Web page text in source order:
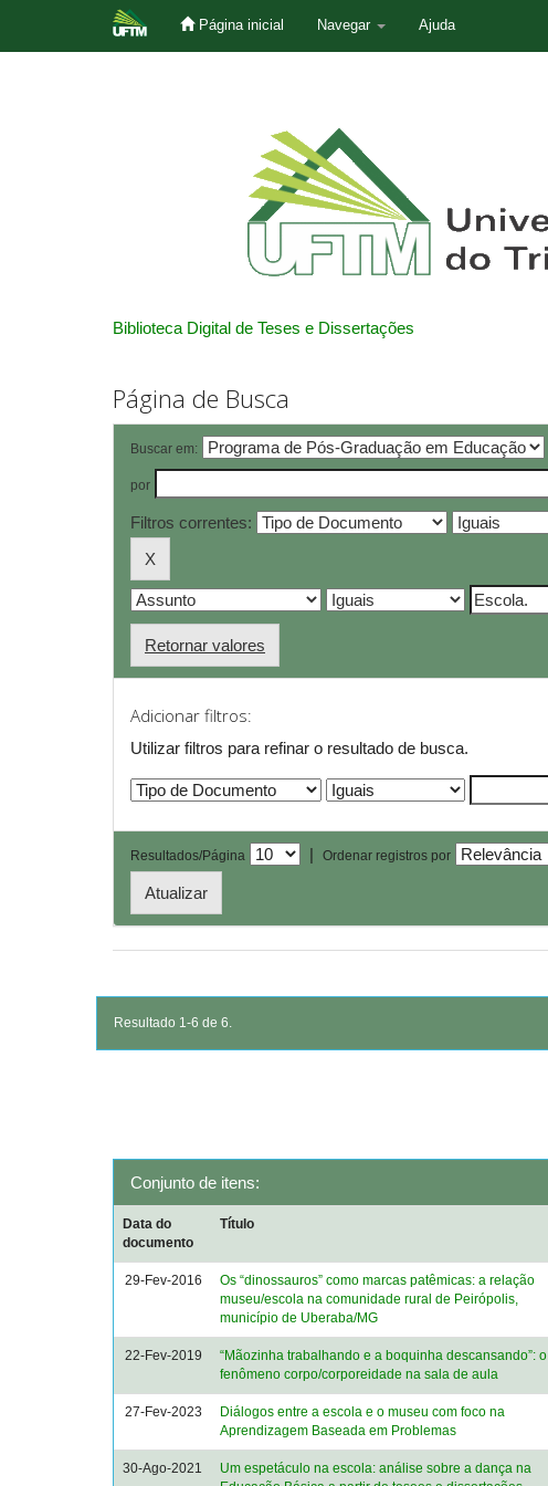
Página inicial Navegar Ajuda
Biblioteca Digital de Teses e Dissertações
Página de Busca
Buscar em:
por
Filtros correntes:
Retornar valores
Adicionar filtros:
Utilizar filtros para refinar o resultado de busca.
Resultados/Página | Ordenar registros por
Resultado 1-6 de 6.
Conjunto de itens:
Data do
documento
Título
29-Fev-2016
Os “dinossauros” como marcas patêmicas: a relação
museu/escola na comunidade rural de Peirópolis,
município de Uberaba/MG
22-Fev-2019
“Mãozinha trabalhando e a boquinha descansando”: o
fenômeno corpo/corporeidade na sala de aula
27-Fev-2023
Diálogos entre a escola e o museu com foco na
Aprendizagem Baseada em Problemas
30-Ago-2021
Um espetáculo na escola: análise sobre a dança na